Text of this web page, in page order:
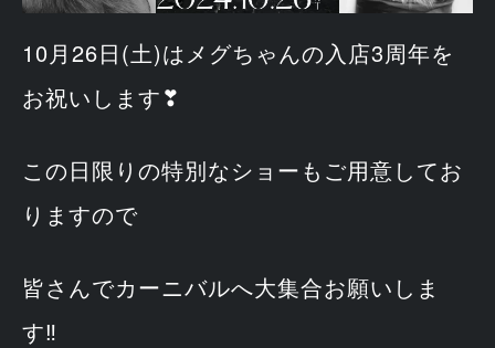
10月26日(土)はメグちゃんの入店3周年を
お祝いします❣
この日限りの特別なショーもご用意してお
りますので
皆さんでカーニバルへ大集合お願いしま
す‼